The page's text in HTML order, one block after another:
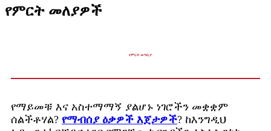
የምርት መለያዎች
የምርት መግቢያ
የማይመቹ እና አስተማማኝ ያልሆኑ ነገሮችን መቋቋም
ሰልችቶሃል? የማብሰያ ዕቃዎች እጀታዎች? ከእንግዲህ